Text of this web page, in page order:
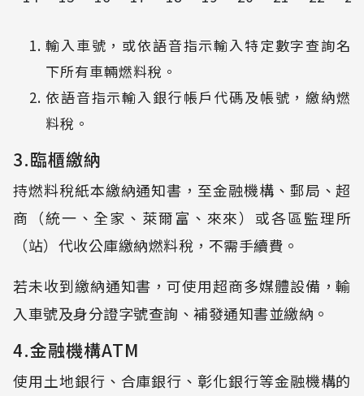
輸入車號，或依語音指示輸入特定數字查詢名
下所有車輛燃料稅。
依語音指示輸入銀行帳戶代碼及帳號，繳納燃
料稅。
3.臨櫃繳納
持燃料稅紙本繳納通知書，至金融機構、郵局、超
商（統一、全家、萊爾富、來來）或各區監理所
（站）代收公庫繳納燃料稅，不需手續費。
若未收到繳納通知書，可使用超商多媒體設備，輸
入車號及身分證字號查詢、補發通知書並繳納。
4.金融機構ATM
使用土地銀行、合庫銀行、彰化銀行等金融機構的